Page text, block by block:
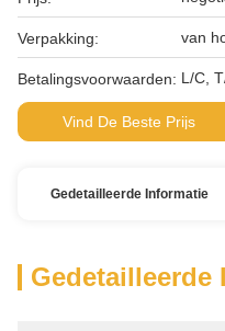
Verpakking: van
Betalingsvoorwaarden: L/C,
Vind De Beste Prijs
Gedetailleerde Informatie
Gedetailleerde